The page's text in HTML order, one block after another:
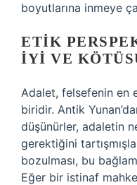
boyutlarına inmeye
ETIK
İYI VE
Adalet, felsefenin en
biridir. Antik
düşünürler, adaletin
gerektiğini
bozulması, bu
Eğer bir istinaf